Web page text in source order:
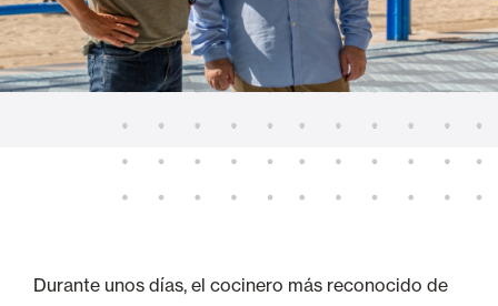
Durante unos días, el cocinero más reconocido de